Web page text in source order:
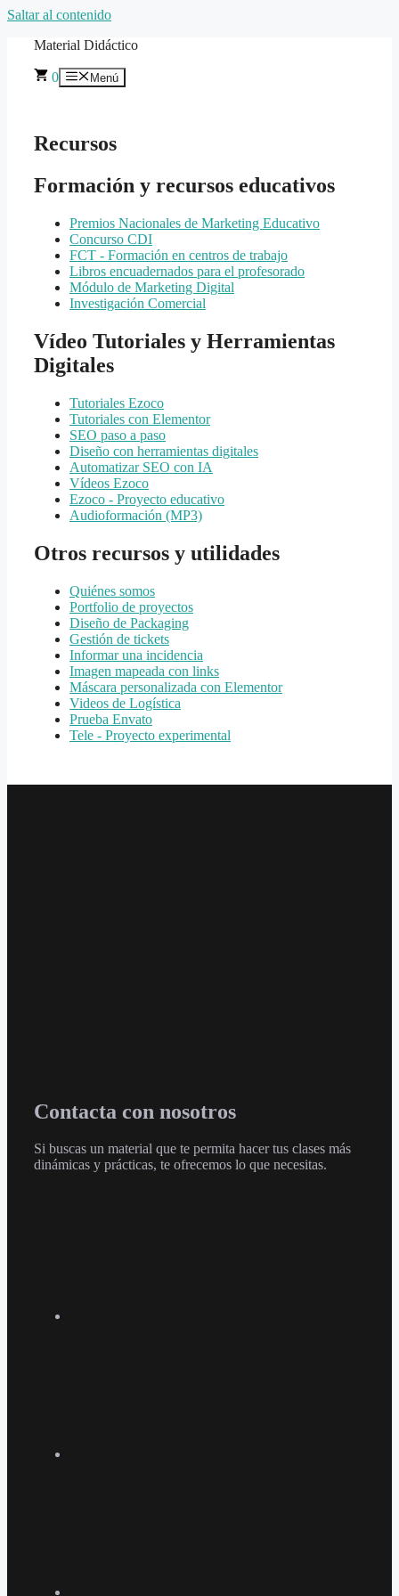
Saltar al contenido
Material Didáctico
0 Menú
Recursos
Formación y recursos educativos
Premios Nacionales de Marketing Educativo
Concurso CDI
FCT - Formación en centros de trabajo
Libros encuadernados para el profesorado
Módulo de Marketing Digital
Investigación Comercial
Vídeo Tutoriales y Herramientas
Digitales
Tutoriales Ezoco
Tutoriales con Elementor
SEO paso a paso
Diseño con herramientas digitales
Automatizar SEO con IA
Vídeos Ezoco
Ezoco - Proyecto educativo
Audioformación (MP3)
Otros recursos y utilidades
Quiénes somos
Portfolio de proyectos
Diseño de Packaging
Gestión de tickets
Informar una incidencia
Imagen mapeada con links
Máscara personalizada con Elementor
Videos de Logística
Prueba Envato
Tele - Proyecto experimental
Contacta con nosotros
Si buscas un material que te permita hacer tus clases más
dinámicas y prácticas, te ofrecemos lo que necesitas.